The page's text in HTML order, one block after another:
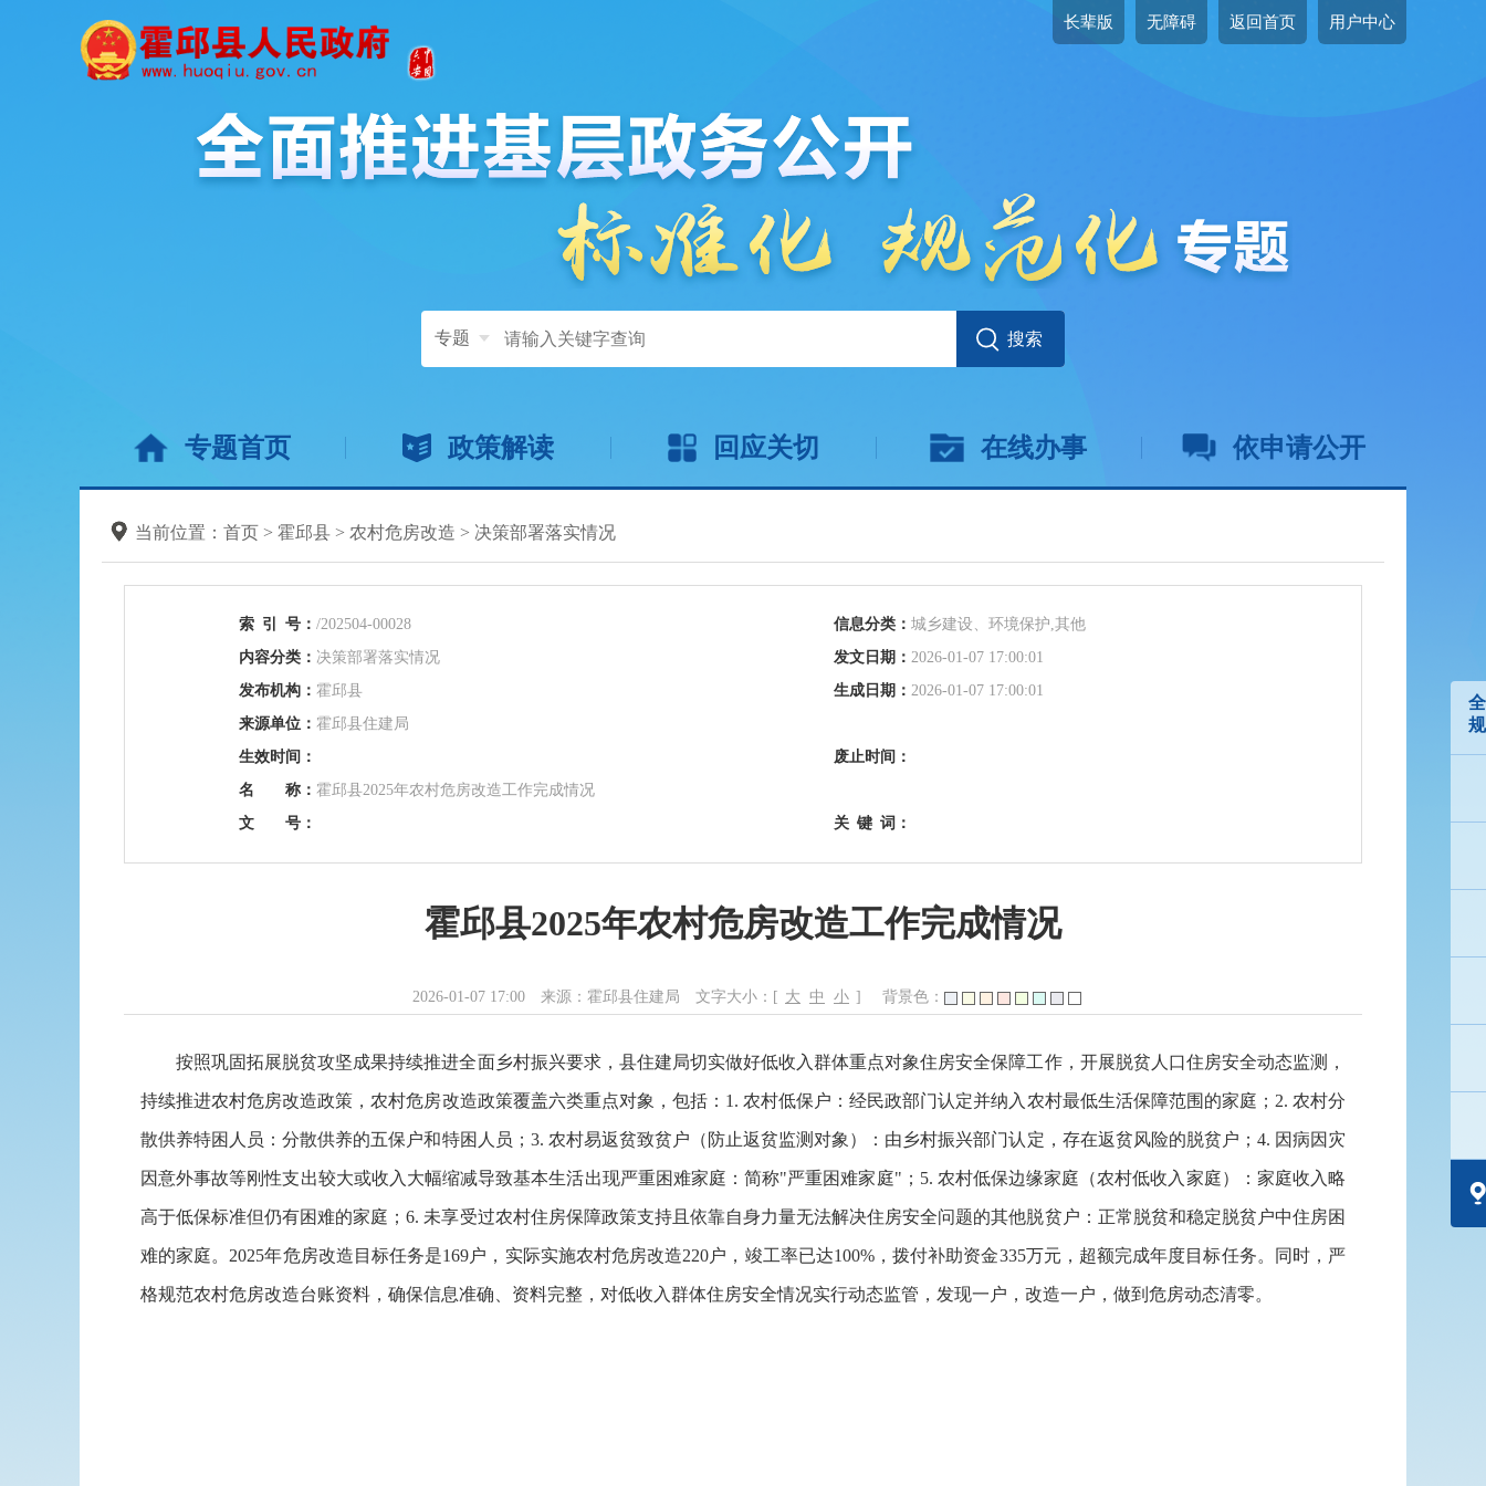
长辈版 无障碍 返回首页 用户中心
专题
专题首页 政策解读 回应关切 在线办事 依申请公开
当前位置： 首页 > 霍邱县 > 农村危房改造 > 决策部署落实情况
索 引 号： /202504-00028 信息分类： 城乡建设、环境保护,其他
内容分类： 决策部署落实情况 发文日期： 2026-01-07 17:00:01
发布机构： 霍邱县 生成日期： 2026-01-07 17:00:01
来源单位： 霍邱县住建局
生效时间：
废止时间：
名 称： 霍邱县2025年农村危房改造工作完成情况
文 号：
关 键 词：
霍邱县2025年农村危房改造工作完成情况
2026-01-07 17:00 来源：霍邱县住建局 文字大小：[ 大 中 小 ] 背景色：
按照巩固拓展脱贫攻坚成果持续推进全面乡村振兴要求，县住建局切实做好低收入群体重点对象住房安全保障工作，开展脱贫人口住房安全动态监测，
持续推进农村危房改造政策，农村危房改造政策覆盖六类重点对象，包括：1. 农村低保户：经民政部门认定并纳入农村最低生活保障范围的家庭；2. 农村分
散供养特困人员：分散供养的五保户和特困人员；3. 农村易返贫致贫户（防止返贫监测对象）：由乡村振兴部门认定，存在返贫风险的脱贫户；4. 因病因灾
因意外事故等刚性支出较大或收入大幅缩减导致基本生活出现严重困难家庭：简称"严重困难家庭"；5. 农村低保边缘家庭（农村低收入家庭）：家庭收入略
高于低保标准但仍有困难的家庭；6. 未享受过农村住房保障政策支持且依靠自身力量无法解决住房安全问题的其他脱贫户：正常脱贫和稳定脱贫户中住房困
难的家庭。2025年危房改造目标任务是169户，实际实施农村危房改造220户，竣工率已达100%，拨付补助资金335万元，超额完成年度目标任务。同时，严
格规范农村危房改造台账资料，确保信息准确、资料完整，对低收入群体住房安全情况实行动态监管，发现一户，改造一户，做到危房动态清零。